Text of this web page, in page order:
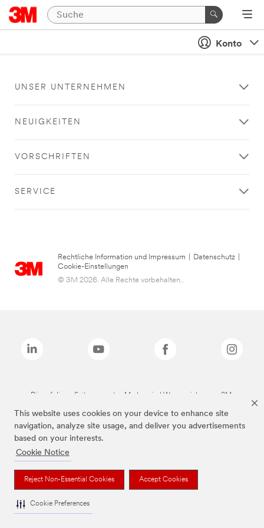
This website uses cookies on your device to enhance site
navigation, analyze site usage, and deliver you advertisements
based on your interests.
Cookie Notice
Reject Non-Essential Cookies Accept Cookies
Cookie Preferences
Konto
UNSER UNTERNEHMEN
NEUIGKEITEN
VORSCHRIFTEN
SERVICE
Rechtliche Information und Impressum Datenschutz
Cookie-Einstellungen
© 3M 2026. Alle Rechte vorbehalten..
Die auf dieser Seite genannten Marken sind Warenzeichen von 3M.